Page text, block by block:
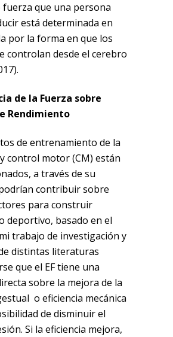
fuerza que una persona
está determinada en
por la forma en que los
controlan desde el cerebro
de la Fuerza sobre
Rendimiento
de entrenamiento de la
control motor (CM) están
a través de su
contribuir sobre
para construir
deportivo, basado en el
trabajo de investigación y
distintas literaturas
que el EF tiene una
sobre la mejora de la
o eficiencia mecánica
de disminuir el
Si la eficiencia mejora,